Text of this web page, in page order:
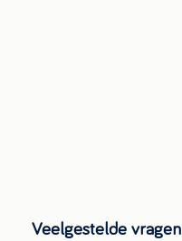
Veelgestelde vragen